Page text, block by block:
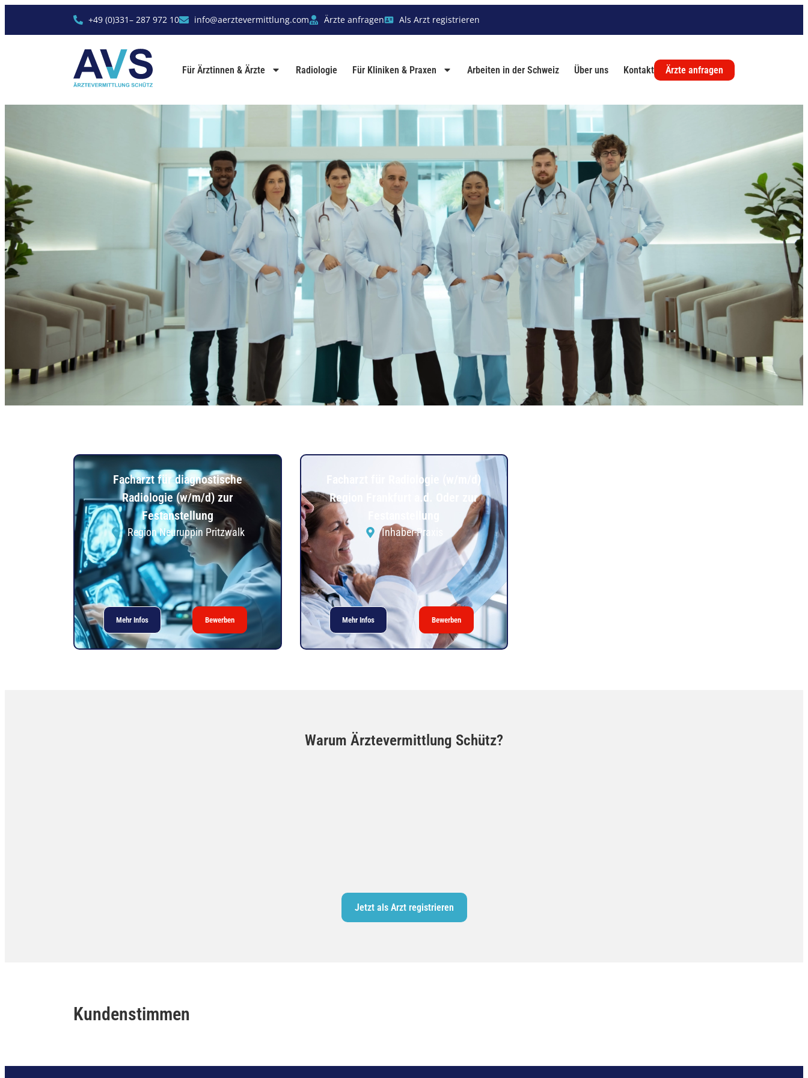
+49 (0)331– 287 972 10 info@aerztevermittlung.com Ärzte anfragen Als Arzt registrieren
Für Ärztinnen & Ärzte Radiologie Für Kliniken & Praxen Arbeiten in der Schweiz Über uns Kontakt Ärzte anfragen
Facharzt für diagnostische
Radiologie (w/m/d) zur
Festanstellung
Region Neuruppin Pritzwalk
Mehr Infos Bewerben
Facharzt für Radiologie (w/m/d)
Region Frankfurt a.d. Oder zur
Festanstellung
Inhaber-Praxis
Mehr Infos Bewerben
Warum Ärztevermittlung Schütz?
Jetzt als Arzt registrieren
Kundenstimmen